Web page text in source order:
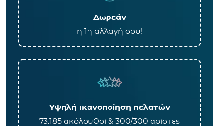
Δωρεάν
η 1η αλλαγή σου!
Υψηλή ικανοποίηση πελατών
73.185 ακόλουθοι & 300/300 άριστες